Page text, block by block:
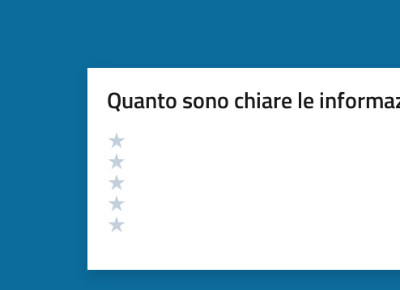
Quanto sono chiare le
Valutazione